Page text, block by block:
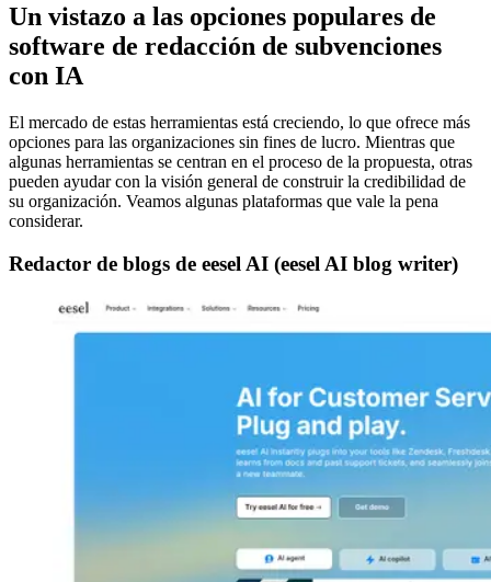
Un vistazo a las opciones populares de
software de redacción de subvenciones
con IA
El mercado de estas herramientas está creciendo, lo que ofrece más
opciones para las organizaciones sin fines de lucro. Mientras que
algunas herramientas se centran en el proceso de la propuesta, otras
pueden ayudar con la visión general de construir la credibilidad de
su organización. Veamos algunas plataformas que vale la pena
considerar.
Redactor de blogs de eesel AI (eesel AI blog writer)